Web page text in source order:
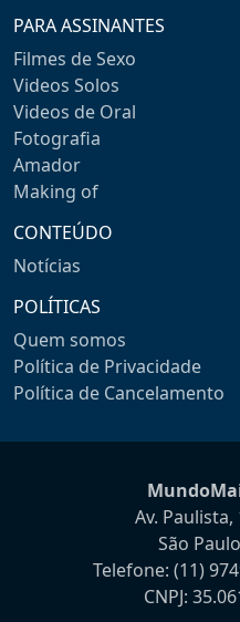
PARA ASSINANTES
Filmes de Sexo
Videos Solos
Videos de Oral
Fotografia
Amador
Making of
CONTEÚDO
Notícias
POLÍTICAS
Quem somos
Política de Privacidade
Política de Cancelamento
Av.
São
Telefone: (11)
CNPJ: